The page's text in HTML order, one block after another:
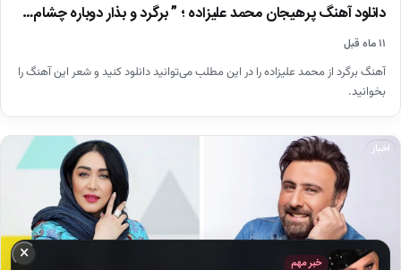
دانلود آهنگ پرهیجان محمد علیزاده ؛ ” برگرد و بذار دوباره چشام…
۱۱ ماه قبل
آهنگ برگرد از محمد علیزاده را در این مطلب می‌توانید دانلود کنید و شعر این آهنگ را
بخوانید.
اخبار
× خبر مهم